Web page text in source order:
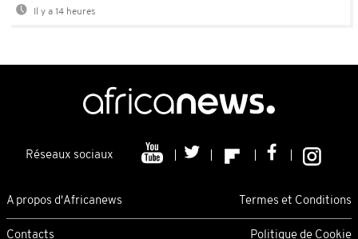
Il y a 14 heures
Réseaux sociaux
A propos d'Africanews Termes et Conditions
Contacts Politique de Cookie